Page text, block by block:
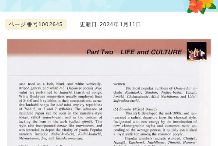
ページ番号1002645 更新日 2024年1月11日